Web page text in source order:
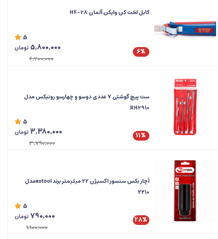
کابل لخت کن وایکن آلمان H4-28
5
6%
5,800,000 تومان
6,200,000
ست پیچ گوشتی 7 عددی دوسو و چهارسو رونیکس مدل
RH2910
5
11%
3,380,000تومان
3,790,000
آچار بکس سنسور اکسیژن 22 میلیمتر برند astoolمدل
۲۲۱۰
5
28%
790,000تومان
1,100,000